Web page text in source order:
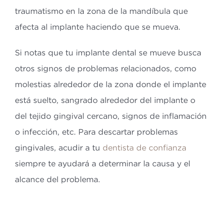
traumatismo en la zona de la mandíbula que
afecta al implante haciendo que se mueva.
Si notas que tu implante dental se mueve busca
otros signos de problemas relacionados, como
molestias alrededor de la zona donde el implante
está suelto, sangrado alrededor del implante o
del tejido gingival cercano, signos de inflamación
o infección, etc. Para descartar problemas
gingivales, acudir a tu dentista de confianza
siempre te ayudará a determinar la causa y el
alcance del problema.